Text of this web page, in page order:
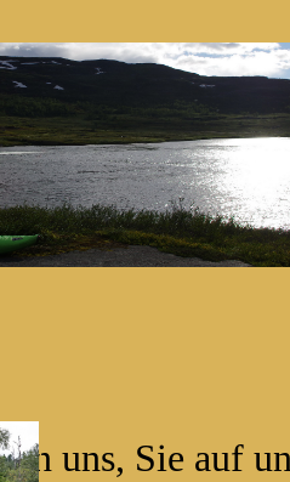
uns, Sie auf